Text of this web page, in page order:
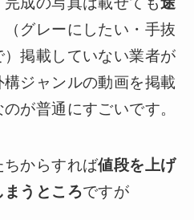
（グレーにしたい・手抜
掲載していない業者が
ジャンルの動画を掲載
のが普通にすごいです。
からすれば値段を上げ
うところですが